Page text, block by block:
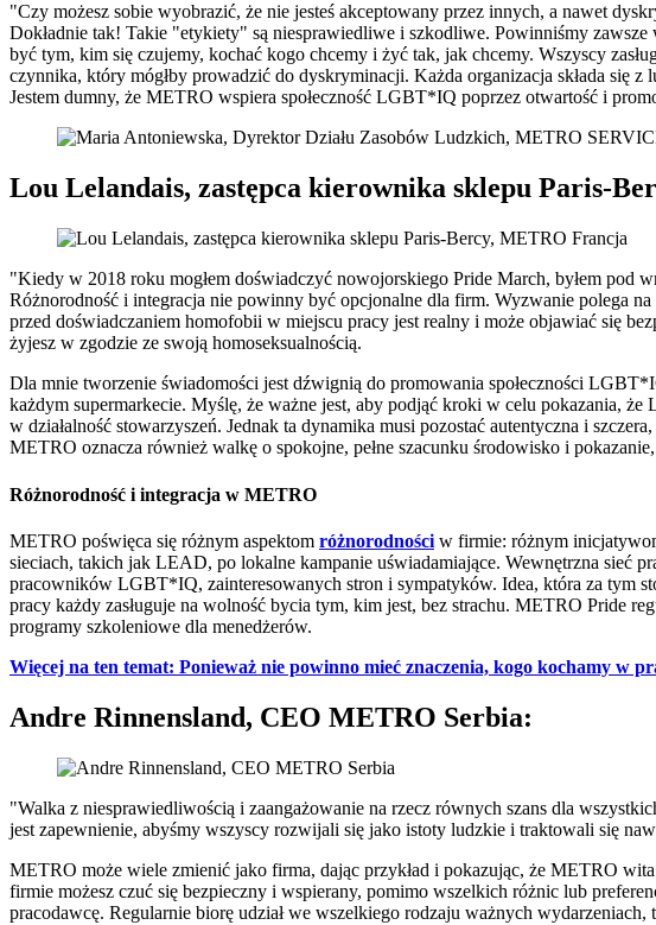
"Czy możesz sobie wyobrazić, że nie jesteś akceptowany przez innych, a nawet
Dokładnie tak! Takie "etykiety" są niesprawiedliwe i szkodliwe. Powinniśmy
być tym, kim się czujemy, kochać kogo chcemy i żyć tak, jak chcemy. Wszyscy
czynnika, który mógłby prowadzić do dyskryminacji. Każda organizacja składa się
Jestem dumny, że METRO wspiera społeczność LGBT*IQ poprzez otwartość i
Lou Lelandais, zastępca kierownika sklepu Paris-
"Kiedy w 2018 roku mogłem doświadczyć nowojorskiego Pride March, byłem pod
Różnorodność i integracja nie powinny być opcjonalne dla firm. Wyzwanie polega
przed doświadczaniem homofobii w miejscu pracy jest realny i może objawiać się
żyjesz w zgodzie ze swoją homoseksualnością.
Dla mnie tworzenie świadomości jest dźwignią do promowania społeczności
każdym supermarkecie. Myślę, że ważne jest, aby podjąć kroki w celu pokazania,
w działalność stowarzyszeń. Jednak ta dynamika musi pozostać autentyczna i
METRO oznacza również walkę o spokojne, pełne szacunku środowisko i
Różnorodność i integracja w METRO
METRO poświęca się różnym aspektom różnorodności w firmie: różnym
sieciach, takich jak LEAD, po lokalne kampanie uświadamiające. Wewnętrzna sieć
pracowników LGBT*IQ, zainteresowanych stron i sympatyków. Idea, która za tym
pracy każdy zasługuje na wolność bycia tym, kim jest, bez strachu. METRO Pride
programy szkoleniowe dla menedżerów.
Więcej na ten temat: Ponieważ nie powinno mieć znaczenia, kogo kochamy w
Andre Rinnensland, CEO METRO Serbia:
"Walka z niesprawiedliwością i zaangażowanie na rzecz równych szans dla
jest zapewnienie, abyśmy wszyscy rozwijali się jako istoty ludzkie i traktowali się
METRO może wiele zmienić jako firma, dając przykład i pokazując, że METRO
firmie możesz czuć się bezpieczny i wspierany, pomimo wszelkich różnic lub
pracodawcę. Regularnie biorę udział we wszelkiego rodzaju ważnych